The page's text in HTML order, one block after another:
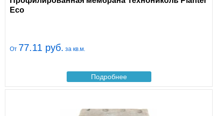
Eco
От 77.11 руб. за кв.м.
Подробнее